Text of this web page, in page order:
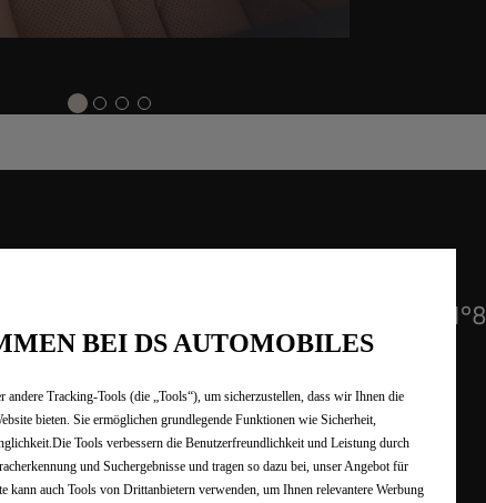
UND INTERIEUR-DESIGN DES N°8
BEI DS AUTOMOBILES
Tracking-Tools (die „Tools“), um sicherzustellen, dass wir Ihnen die
bieten. Sie ermöglichen grundlegende Funktionen wie Sicherheit,
Tools verbessern die Benutzerfreundlichkeit und Leistung durch
und Suchergebnisse und tragen so dazu bei, unser Angebot für
kann auch Tools von Drittanbietern verwenden, um Ihnen relevantere Werbung